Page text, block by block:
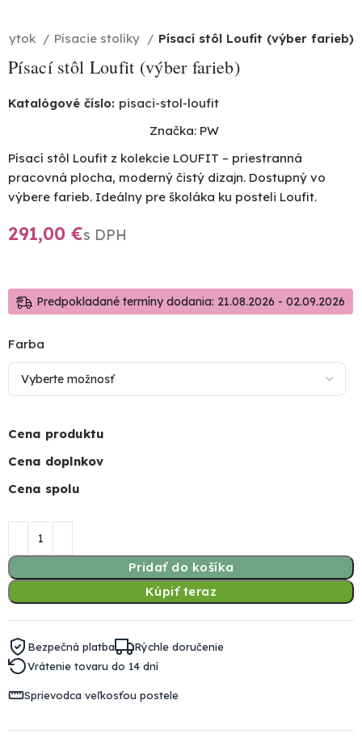
Písacie stolíky Písací stôl Loufit (výber farieb)
Písací stôl Loufit (výber farieb)
Katalógové číslo: pisaci-stol-loufit
Značka: PW
Písací stôl Loufit z kolekcie LOUFIT – priestranná
pracovná plocha, moderný čistý dizajn. Dostupný vo
výbere farieb. Ideálny pre školáka ku posteli Loufit.
€
Predpokladané termíny dodania: 21.08.2026 - 02.09.2026
Farba
Cena produktu
Cena doplnkov
Cena spolu
Pridať do košíka
Kúpiť teraz
Bezpečná platba
Rýchle doručenie
Vrátenie tovaru do 14 dní
Sprievodca veľkosťou postele